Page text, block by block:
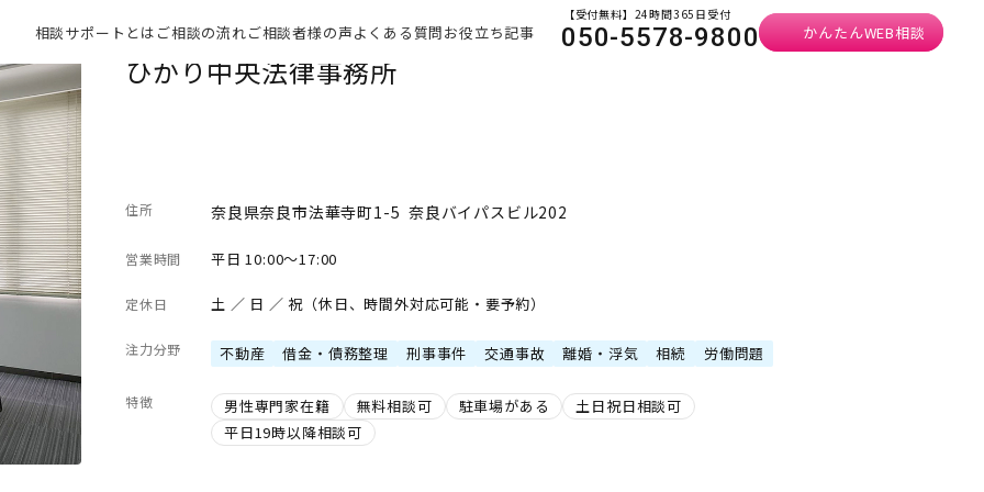
相談サポートとは ご相談の流れご相談者様の声よくある質問お役立ち記事
【受付無料】24時間365日受付
050-5578-9800 かんたんWEB相談
ひかり中央法律事務所
住所 奈良県奈良市法華寺町1-5 奈良バイパスビル202
営業時間 平日 10:00～17:00
定休日 土 ／ 日 ／ 祝（休日、時間外対応可能・要予約）
注力分野 不動産 借金・債務整理 刑事事件 交通事故 離婚・浮気 相続 労働問題
特徴 男性専門家在籍 無料相談可 駐車場がある
土日祝日相談可
平日19時以降相談可